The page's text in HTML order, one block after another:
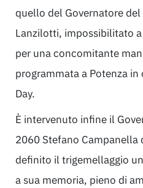
quello del Governatore
Lanzilotti, impossibilitato
per una concomitante
programmata a Potenza
Day.
È intervenuto infine il
2060 Stefano Campanella
definito il trigemellaggio
a sua memoria, pieno di